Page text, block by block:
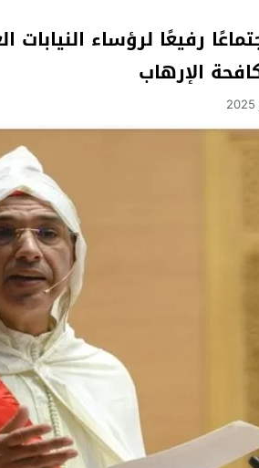
رفيعًا لرؤساء النيابات
الإرهاب